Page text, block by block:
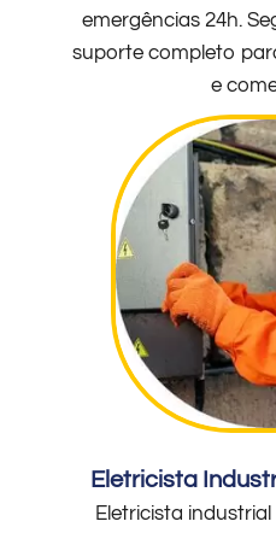
emergências 24h.
suporte completo
e
Eletricista
Eletricista